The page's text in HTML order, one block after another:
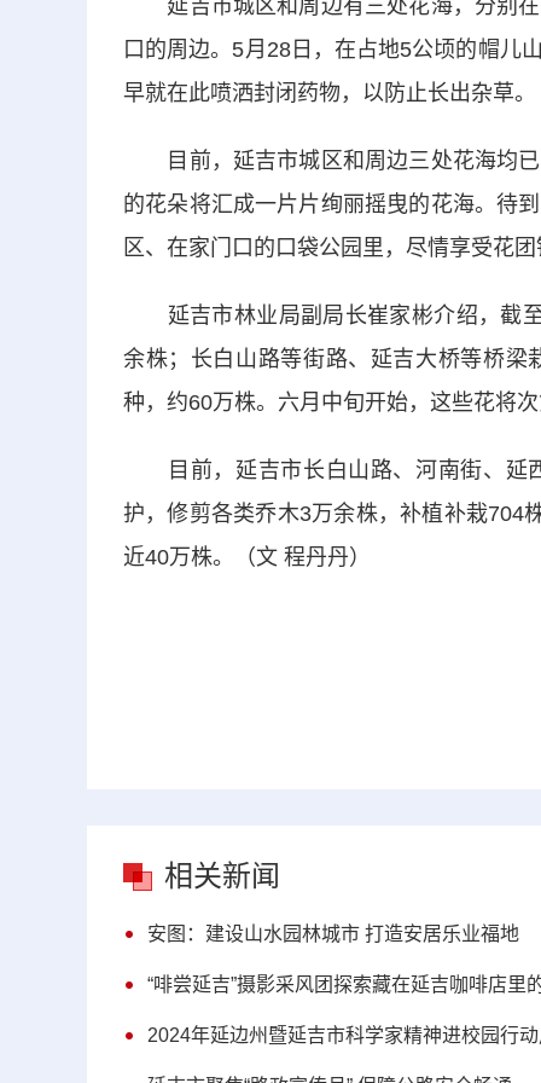
延吉市城区和周边有三处花海，分别在
口的周边。5月28日，在占地5公顷的帽儿
早就在此喷洒封闭药物，以防止长出杂草。
目前，延吉市城区和周边三处花海均已
的花朵将汇成一片片绚丽摇曳的花海。待
区、在家门口的口袋公园里，尽情享受花
延吉市林业局副局长崔家彬介绍，截至
余株；长白山路等街路、延吉大桥等桥
种，约60万株。六月中旬开始，这些花将
目前，延吉市长白山路、河南街、延
护，修剪各类乔木3万余株，补植补栽704
近40万株。（文 程丹丹）
相关新闻
安图：建设山水园林城市 打造安居乐业福地
“啡尝延吉”摄影采风团探索藏在延吉咖啡店里
2024年延边州暨延吉市科学家精神进校园行